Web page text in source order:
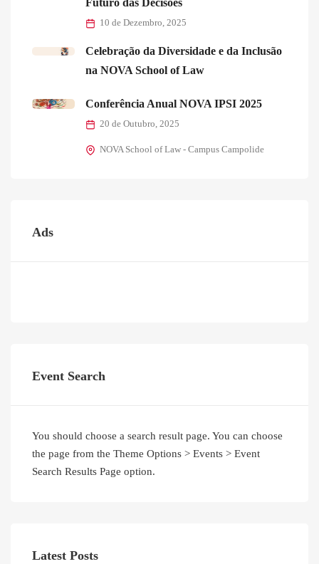
Futuro das Decisões
10 de Dezembro, 2025
Celebração da Diversidade e da Inclusão
na NOVA School of Law
Conferência Anual NOVA IPSI 2025
20 de Outubro, 2025
NOVA School of Law - Campus Campolide
Ads
Event Search
You should choose a search result page. You can choose
the page from the Theme Options > Events > Event
Search Results Page option.
Latest Posts